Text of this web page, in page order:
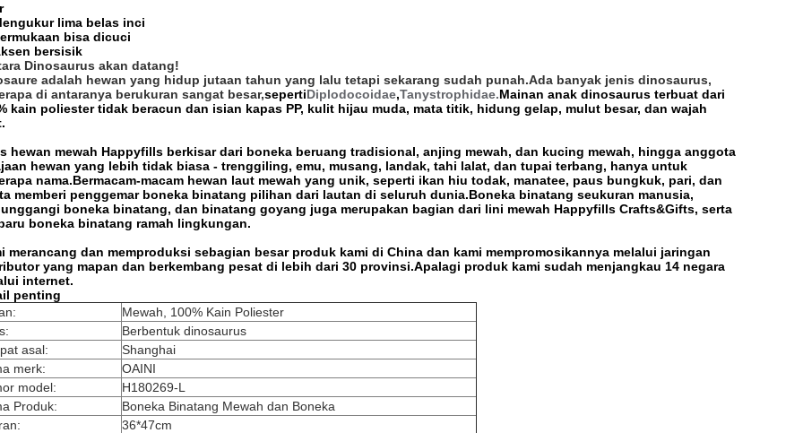
lima belas inci
bisa dicuci
bersisik
Dinosaurus akan datang!
adalah hewan yang hidup jutaan tahun yang lalu tetapi sekarang sudah punah.Ada banyak jenis dinosaurus,
di antaranya berukuran sangat besar,sepertiDiplodocoidae,Tanystrophidae.Mainan anak dinosaurus terbuat dari
kain poliester tidak beracun dan isian kapas PP, kulit hijau muda, mata titik, hidung gelap, mulut besar, dan wajah
hewan mewah Happyfills berkisar dari boneka beruang tradisional, anjing mewah, dan kucing mewah, hingga anggota
hewan yang lebih tidak biasa - trenggiling, emu, musang, landak, tahi lalat, dan tupai terbang, hanya untuk
nama.Bermacam-macam hewan laut mewah yang unik, seperti ikan hiu todak, manatee, paus bungkuk, pari, dan
memberi penggemar boneka binatang pilihan dari lautan di seluruh dunia.Boneka binatang seukuran manusia,
boneka binatang, dan binatang goyang juga merupakan bagian dari lini mewah Happyfills Crafts&Gifts, serta
boneka binatang ramah lingkungan.
merancang dan memproduksi sebagian besar produk kami di China dan kami mempromosikannya melalui jaringan
yang mapan dan berkembang pesat di lebih dari 30 provinsi.Apalagi produk kami sudah menjangkau 14 negara
internet.
penting
Mewah, 100% Kain Poliester
Berbentuk dinosaurus
asal:
Shanghai
merk:
OAINI
model:
H180269-L
Produk:
Boneka Binatang Mewah dan Boneka
36*47cm